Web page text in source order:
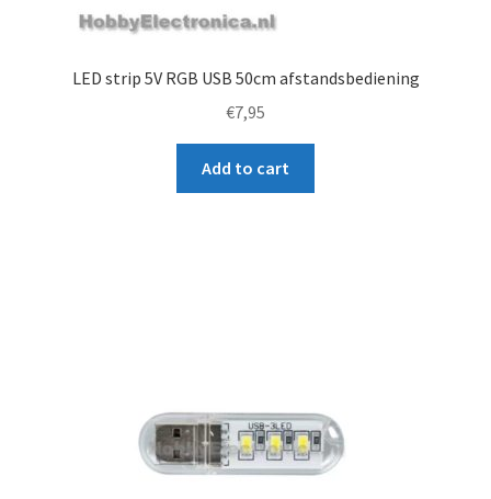
LED strip 5V RGB USB 50cm afstandsbediening
€7,95
Add to cart